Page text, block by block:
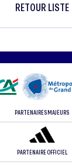
RETOUR LISTE
PARTENAIRES MAJEURS
PARTENAIRE OFFICIEL